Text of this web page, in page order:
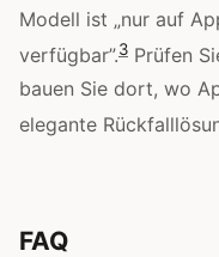
Modell ist „nur auf
verfügbar”.3 Prüfen
bauen Sie dort, wo
elegante
FAQ